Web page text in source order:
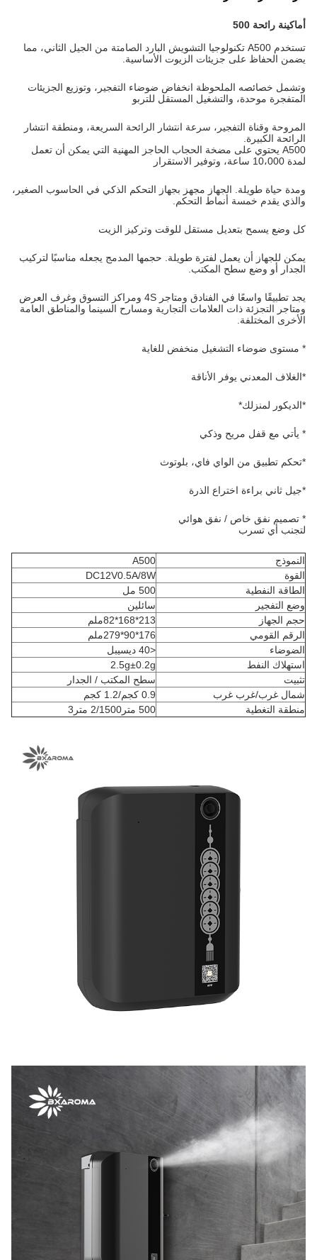
ماكينة رائحة 500
تستخدم A500 تكنولوجيا التشويش البارد الصامتة من الجيل الثاني، مما
يضمن الحفاظ على جزيئات الزيوت الأساسية.
وتشمل خصائصه الملحوظة انخفاض ضوضاء التفجير، وتوزيع الجزيئات
المتفجرة موحدة، والتشغيل المستقل للتربو
المروحة وقناة التفجير، سرعة انتشار الرائحة السريعة، ومنطقة انتشار
الرائحة الكبيرة.
A500 يحتوي على مضخة الحجاب الحاجز المهنية التي يمكن أن تعمل
لمدة 10،000 ساعة، وتوفير الاستقرار
ومدة حياة طويلة. الجهاز مجهز بجهاز التحكم الذكي في الحاسوب الصغير،
والذي يقدم خمسة أنماط التحكم.
كل وضع يسمح بتعديل مستقل للوقت وتركيز الزيت
يمكن للجهاز أن يعمل لفترة طويلة. حجمها المدمج يجعله مناسبًا لتركيب
الجدار أو وضع سطح المكتب.
يجد تطبيقًا واسعًا في الفنادق ومتاجر 4S ومراكز التسوق وغرف العرض
ومتاجر التجزئة ذات العلامات التجارية ومسارح السينما والمناطق العامة
الأخرى المختلفة.
* مستوى ضوضاء التشغيل منخفض للغاية
*الغلاف المعدني يوفر الأناقة
*الديكور لمنزلك*
* يأتي مع قفل مريح وذكي
*تحكم تطبيق من الواي فاي، بلوتوث
*جيل ثاني براءة اختراع الذرة
* تصميم نفق خاص / نفق هوائي
لتجنب أي تسرب
النموذج
A500
القوة
DC12V0.5A/8W
الطاقة النفطية
500 مل
وضع التفجير
سائلين
حجم الجهاز
213*168*82ملم
الرقم القومي
176*90*279ملم
الضوضاء
<40 ديسيبل
استهلاك النفط
2.5g±0.2g
تثبيت
سطح المكتب / الجدار
شمال غرب/غرب غرب
0.9 كجم/1.2 كجم
منطقة التغطية
500 متر2/1500 متر3